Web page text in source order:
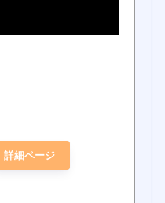
詳細ページ